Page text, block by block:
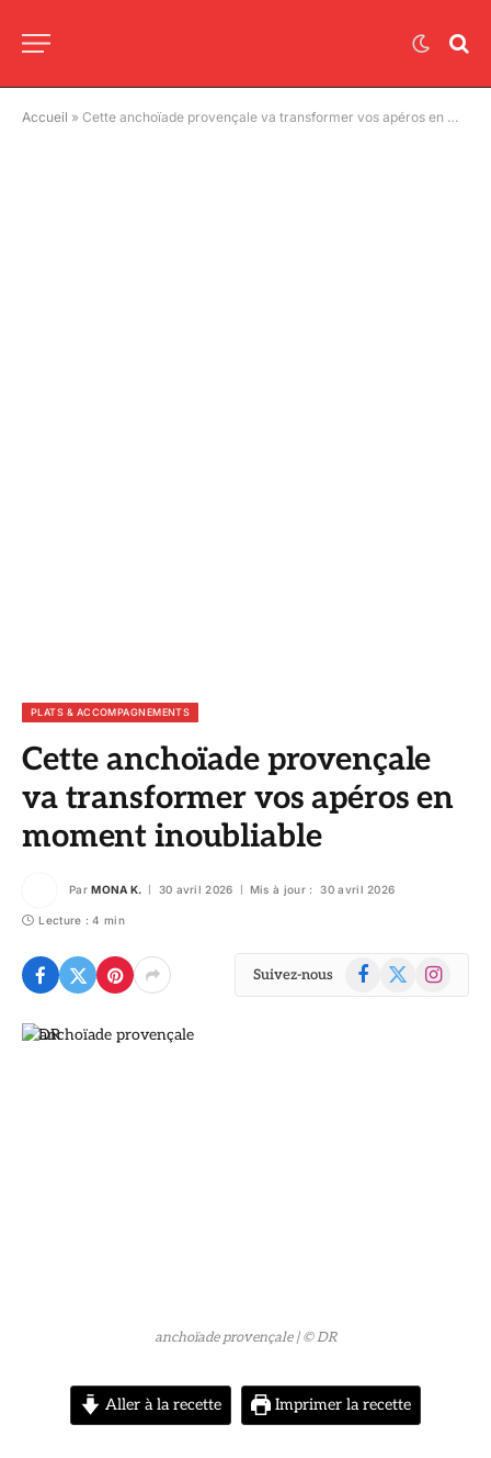
Accueil » Cette anchoïade provençale va transformer vos apéros en moment inoubliable
PLATS & ACCOMPAGNEMENTS
Cette anchoïade provençale
va transformer vos apéros en
moment inoubliable
Par MONA K. 30 avril 2026 Mis à jour : 30 avril 2026
Lecture : 4 min
Suivez-nous Facebook
X
Instagram
© DR
anchoïade provençale | © DR
Aller à la recette Imprimer la recette